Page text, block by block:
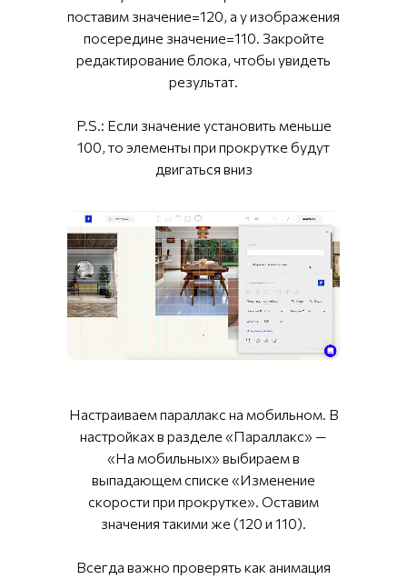
поставим значение=120, а у изображения
посередине значение=110. Закройте
редактирование блока, чтобы увидеть
результат.
P.S.: Если значение установить меньше
100, то элементы при прокрутке будут
двигаться вниз
Настраиваем параллакс на мобильном. В
настройках в разделе «Параллакс» —
«На мобильных» выбираем в
выпадающем списке «Изменение
скорости при прокрутке». Оставим
значения такими же (120 и 110).
Всегда важно проверять как анимация